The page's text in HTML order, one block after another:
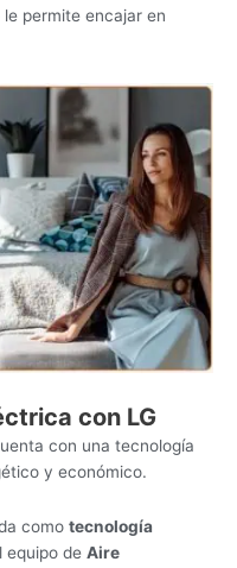
permite encajar en
con LG
con una tecnología
y económico.
como tecnología
equipo de Aire